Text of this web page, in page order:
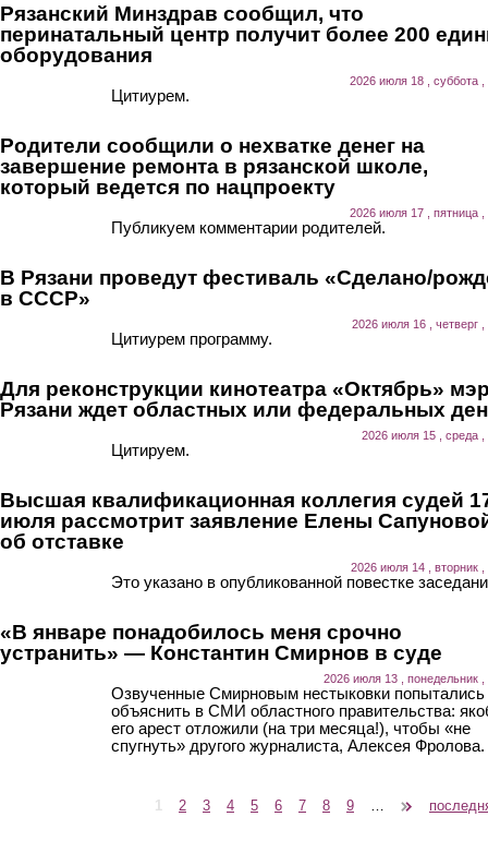
Рязанский Минздрав сообщил, что
перинатальный центр получит более 200
оборудования
2026 июля 18 , суббота ,
Цитиурем.
Родители сообщили о нехватке денег на
завершение ремонта в рязанской школе,
который ведется по нацпроекту
2026 июля 17 , пятница ,
Публикуем комментарии родителей.
В Рязани проведут фестиваль «Сделано/
в СССР»
2026 июля 16 , четверг ,
Цитиурем программу.
Для реконструкции кинотеатра «Октябрь»
Рязани ждет областных или федеральных
2026 июля 15 , среда ,
Цитируем.
Высшая квалификационная коллегия судей
июля рассмотрит заявление Елены
об отставке
2026 июля 14 , вторник ,
Это указано в опубликованной повестке
«В январе понадобилось меня срочно
устранить» — Константин Смирнов в суде
2026 июля 13 , понедельник ,
Озвученные Смирновым нестыковки попытались
объяснить в СМИ областного правительства:
его арест отложили (на три месяца!), чтобы «не
спугнуть» другого журналиста, Алексея Фролова.
1 2 3 4 5 6 7 8 9